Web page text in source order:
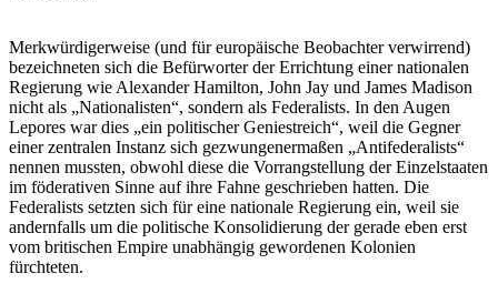
Merkwürdigerweise (und für europäische Beobachter verwirrend)
bezeichneten sich die Befürworter der Errichtung einer nationalen
Regierung wie Alexander Hamilton, John Jay und James Madison
nicht als „Nationalisten“, sondern als Federalists. In den Augen
Lepores war dies „ein politischer Geniestreich“, weil die Gegner
einer zentralen Instanz sich gezwungenermaßen „Antifederalists“
nennen mussten, obwohl diese die Vorrangstellung der Einzelstaaten
im föderativen Sinne auf ihre Fahne geschrieben hatten. Die
Federalists setzten sich für eine nationale Regierung ein, weil sie
andernfalls um die politische Konsolidierung der gerade eben erst
vom britischen Empire unabhängig gewordenen Kolonien
fürchteten.